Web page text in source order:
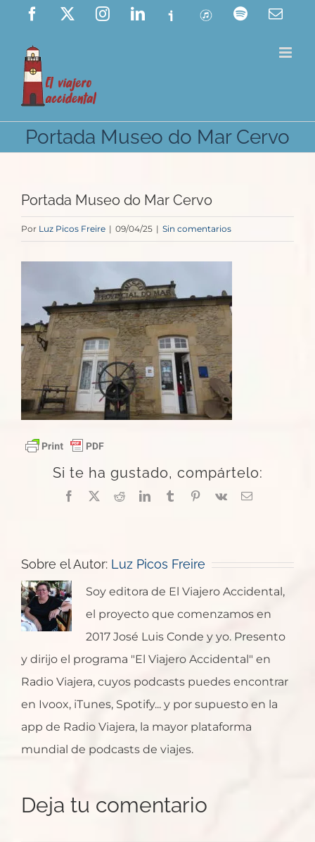
Saltar
contenido
Facebook InstagramLinkedIn
Ivoox ITunes Spotify
Portada Museo do Mar Cervo
Portada Museo do Mar Cervo
Por Luz Picos Freire | 09/04/25 | Sin comentarios
Si te ha gustado, compártelo:
Facebook
X RedditLinkedInTumblrPinterest
Vk
Correo
Sobre el Autor: Luz Picos Freire
Soy editora de El Viajero Accidental,
el proyecto que comenzamos en
2017 José Luis Conde y yo. Presento
y dirijo el programa "El Viajero Accidental" en
Radio Viajera, cuyos podcasts puedes encontrar
en Ivoox, iTunes, Spotify... y por supuesto en la
app de Radio Viajera, la mayor plataforma
mundial de podcasts de viajes.
Deja tu comentario